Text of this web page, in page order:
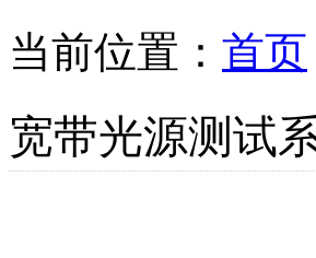
当前位置： 首页
宽带光源测试